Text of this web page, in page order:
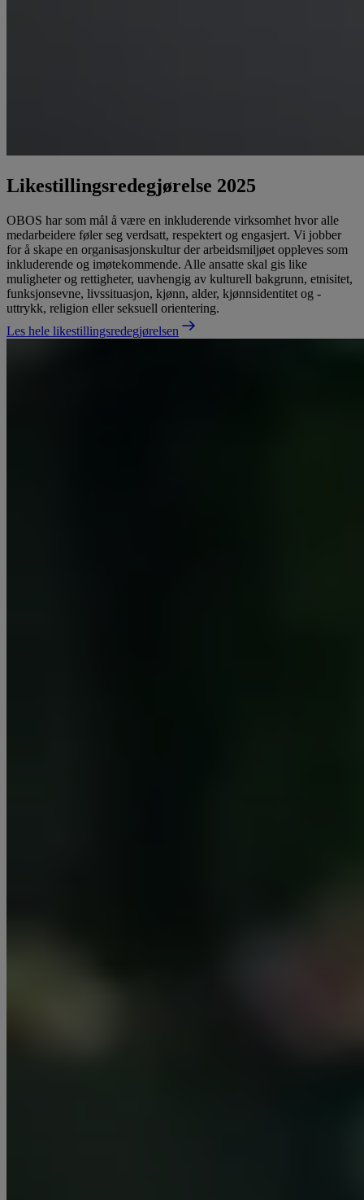
Likestillingsredegjørelse 2025
OBOS har som mål å være en inkluderende virksomhet hvor alle
medarbeidere føler seg verdsatt, respektert og engasjert. Vi jobber
for å skape en organisasjonskultur der arbeidsmiljøet oppleves som
inkluderende og imøtekommende. Alle ansatte skal gis like
muligheter og rettigheter, uavhengig av kulturell bakgrunn, etnisitet,
funksjonsevne, livssituasjon, kjønn, alder, kjønnsidentitet og -
uttrykk, religion eller seksuell orientering.
Les hele likestillingsredegjørelsen